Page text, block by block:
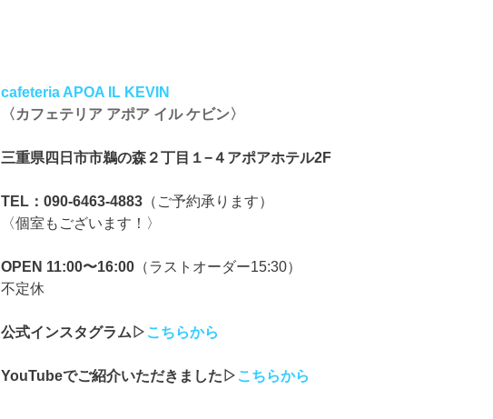
cafeteria APOA IL KEVIN
〈カフェテリア アポア イル ケビン〉
三重県四日市市鵜の森２丁目１−４アポアホテル2F
TEL：090-6463-4883 （ご予約承ります）
〈個室もございます！〉
OPEN 11:00〜16:00 （ラストオーダー15:30）
不定休
公式インスタグラム▷ こちらから
YouTubeでご紹介いただきました▷ こちらから